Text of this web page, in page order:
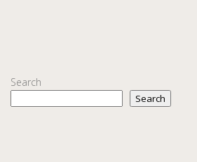
Search
Search